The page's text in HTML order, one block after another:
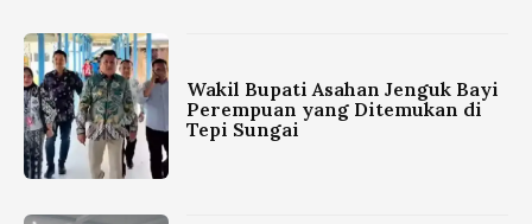
Wakil Bupati Asahan Jenguk Bayi
Perempuan yang Ditemukan di
Tepi Sungai